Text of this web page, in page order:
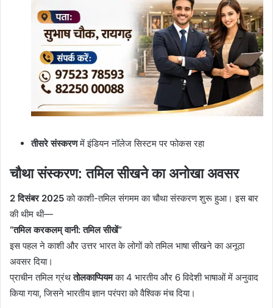
तीसरे संस्करणमें इंडियन नॉलेज सिस्टम पर फोकस रहा
चौथा संस्करण: तमिल सीखने का अनोखा अवसर
2 दिसंबर 2025को काशी-तमिल संगमम का चौथा संस्करण शुरू हुआ। इस बार
की थीम थी—
“तमिल करकलम् वानी: तमिल सीखें”
इस पहल ने काशी और उत्तर भारत के लोगों को तमिल भाषा सीखने का अनूठा
अवसर दिया।
प्राचीन तमिल ग्रंथतोलकाप्पियमका 4 भारतीय और 6 विदेशी भाषाओं में अनुवाद
किया गया, जिसने भारतीय ज्ञान परंपरा को वैश्विक मंच दिया।